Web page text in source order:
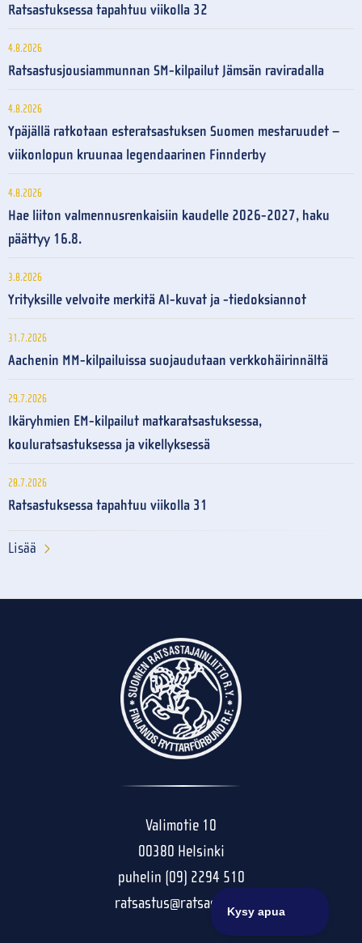
Ratsastuksessa tapahtuu viikolla 32
4.8.2026
Ratsastusjousiammunnan SM-kilpailut Jämsän raviradalla
4.8.2026
Ypäjällä ratkotaan esteratsastuksen Suomen mestaruudet –
viikonlopun kruunaa legendaarinen Finnderby
4.8.2026
Hae liiton valmennusrenkaisiin kaudelle 2026-2027, haku
päättyy 16.8.
3.8.2026
Yrityksille velvoite merkitä AI-kuvat ja -tiedoksiannot
31.7.2026
Aachenin MM-kilpailuissa suojaudutaan verkkohäirinnältä
29.7.2026
Ikäryhmien EM-kilpailut matkaratsastuksessa,
kouluratsastuksessa ja vikellyksessä
28.7.2026
Ratsastuksessa tapahtuu viikolla 31
Lisää
Valimotie 10
00380 Helsinki
puhelin (09) 2294 510
ratsastus@ratsastus.fi